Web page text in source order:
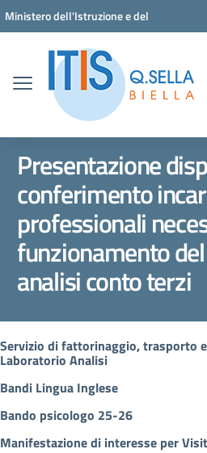
Vai ai contenuti
Vai al menu di navigazione
Vai al footer
Ministero dell'Istruzione e del
Presentazione
conferimento
professionali
funzionamento
analisi conto terzi
Servizio di fattorinaggio, trasporto
Laboratorio Analisi
Bandi Lingua Inglese
Bando psicologo 25-26
Manifestazione di interesse per